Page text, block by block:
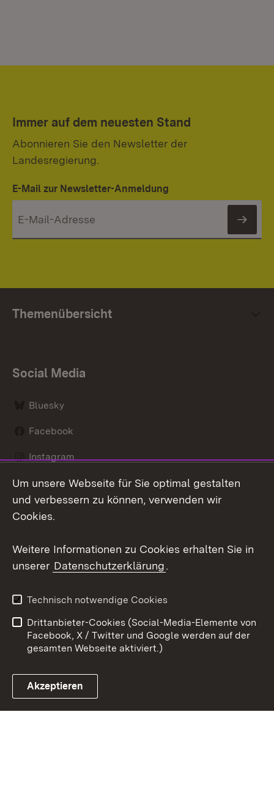
Immer auf dem neuesten Stand
Abonnieren Sie den Newsletter der
Landesregierung.
E-Mail zur Newsletter-Anmeldung
Themenübersicht
Social Media
Bluesky
Facebook
Instagram
LinkedIn
Link zum Landesportal
Datenschutz
Barrierefreiheit
Impressum
Cookies
Um unsere Webseite für Sie optimal gestalten
und verbessern zu können, verwenden wir
Cookies.
Weitere Informationen zu Cookies erhalten Sie in
unserer Datenschutzerklärung.
Technisch notwendige Cookies
Drittanbieter-Cookies (Social-Media-Elemente von
Facebook, X / Twitter und Google werden auf der
gesamten Webseite aktiviert.)
Akzeptieren